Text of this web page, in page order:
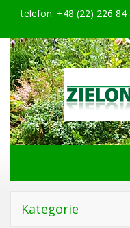
telefon: +48 (22) 226
Kategorie